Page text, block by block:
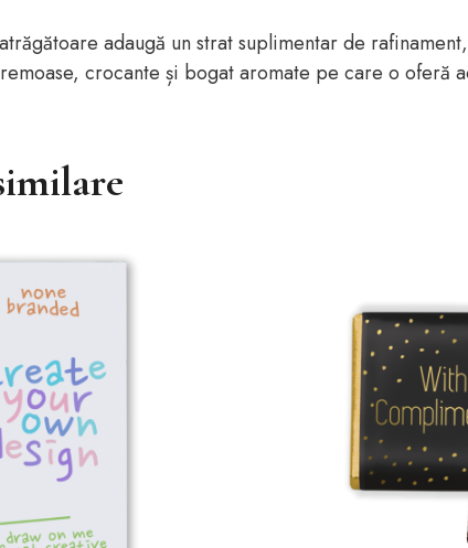
adaugă un strat suplimentar de
crocante și bogat aromate pe care o oferă